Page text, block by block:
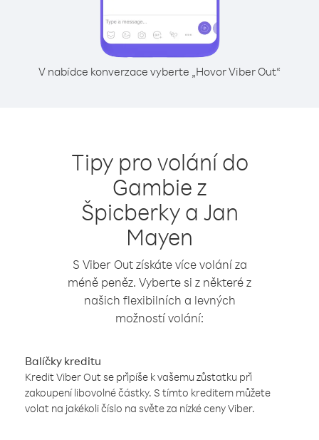
V nabídce konverzace vyberte „Hovor Viber Out“
Tipy pro volání do
Gambie z
Špicberky a Jan
Mayen
S Viber Out získáte více volání za
méně peněz. Vyberte si z některé z
našich flexibilních a levných
možností volání:
Balíčky kreditu
Kredit Viber Out se připíše k vašemu zůstatku při
zakoupení libovolné částky. S tímto kreditem můžete
volat na jakékoli číslo na světe za nízké ceny Viber.